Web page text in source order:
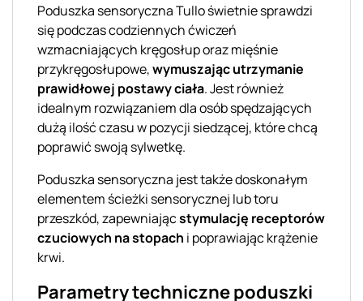
Poduszka sensoryczna Tullo świetnie sprawdzi
się podczas codziennych ćwiczeń
wzmacniających kręgosłup oraz mięśnie
przykręgosłupowe,wymuszając utrzymanie
prawidłowej postawy ciała. Jest również
idealnym rozwiązaniem dla osób spędzających
dużą ilość czasu w pozycji siedzącej, które chcą
poprawić swoją sylwetkę.
Poduszka sensoryczna jest także doskonałym
elementem ścieżki sensorycznej lub toru
przeszkód, zapewniającstymulację receptorów
czuciowych na stopach i poprawiając krążenie
krwi.
Parametry techniczne poduszki